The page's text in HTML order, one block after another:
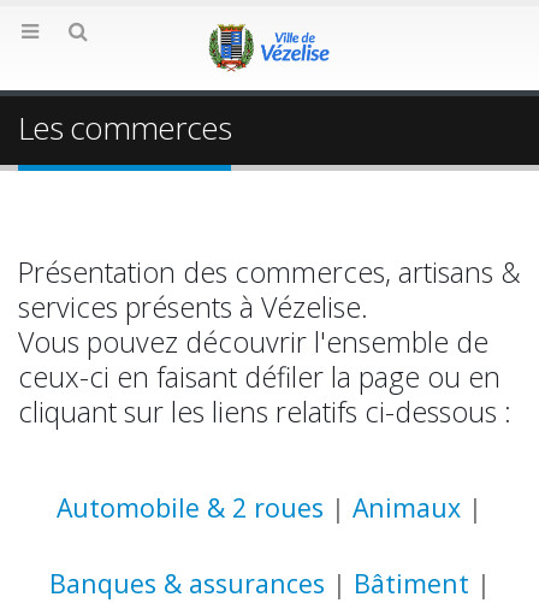
Les commerces
Présentation des commerces, artisans &
services présents à Vézelise.
Vous pouvez découvrir l'ensemble de
ceux-ci en faisant défiler la page ou en
cliquant sur les liens relatifs ci-dessous :
Automobile & 2 roues | Animaux |
Banques & assurances | Bâtiment |